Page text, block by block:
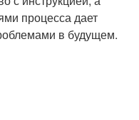
процесса дает
в будущем.